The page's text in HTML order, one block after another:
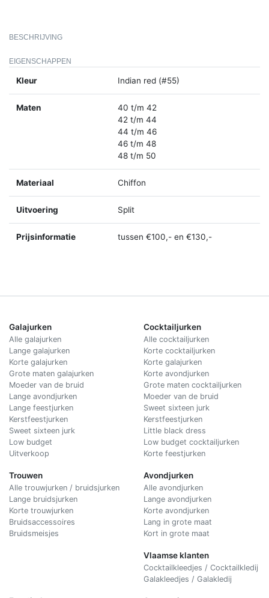
BESCHRIJVING
EIGENSCHAPPEN
Kleur Indian red (#55)
Maten
40 t/m 42
42 t/m 44
44 t/m 46
46 t/m 48
48 t/m 50
Materiaal Chiffon
Uitvoering Split
Prijsinformatie tussen €100,- en €130,-
Galajurken
Alle galajurken
Lange galajurken
Korte galajurken
Grote maten galajurken
Moeder van de bruid
Lange avondjurken
Lange feestjurken
Kerstfeestjurken
Sweet sixteen jurk
Low budget
Uitverkoop
Trouwen
Alle trouwjurken / bruidsjurken
Lange bruidsjurken
Korte trouwjurken
Bruidsaccessoires
Bruidsmeisjes
Cocktailjurken
Alle cocktailjurken
Korte cocktailjurken
Korte galajurken
Korte avondjurken
Grote maten cocktailjurken
Moeder van de bruid
Sweet sixteen jurk
Kerstfeestjurken
Little black dress
Low budget cocktailjurken
Korte feestjurken
Avondjurken
Alle avondjurken
Lange avondjurken
Korte avondjurken
Lang in grote maat
Kort in grote maat
Vlaamse klanten
Cocktailkleedjes / Cocktailkledij
Galakleedjes / Galakledij